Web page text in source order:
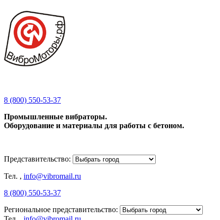
8 (800) 550-53-37
Промышленные вибраторы.
Оборудование и материалы для работы с бетоном.
Представительство:
Тел. , info@vibromail.ru
8 (800) 550-53-37
Региональное представительство: